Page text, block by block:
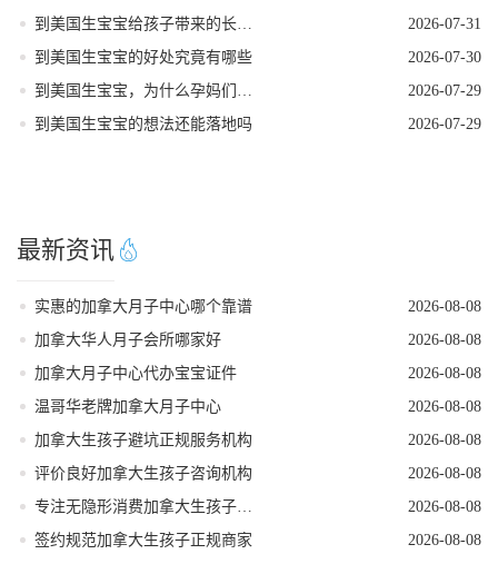
2026-07-31
到美国生宝宝的好处究竟有哪些
2026-07-30
2026-07-29
到美国生宝宝的想法还能落地吗
2026-07-29
最新资讯
实惠的加拿大月子中心哪个靠谱
2026-08-08
加拿大华人月子会所哪家好
2026-08-08
加拿大月子中心代办宝宝证件
2026-08-08
温哥华老牌加拿大月子中心
2026-08-08
加拿大生孩子避坑正规服务机构
2026-08-08
评价良好加拿大生孩子咨询机构
2026-08-08
2026-08-08
签约规范加拿大生孩子正规商家
2026-08-08